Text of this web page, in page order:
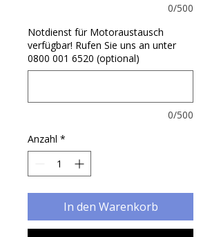
0/500
Notdienst für Motoraustausch
verfügbar! Rufen Sie uns an unter
0800 001 6520 (optional)
0/500
Anzahl *
In den Warenkorb